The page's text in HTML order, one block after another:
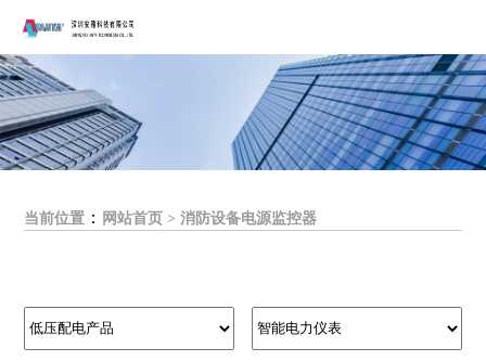
当前位置： 网站首页 > 消防设备电源监控器